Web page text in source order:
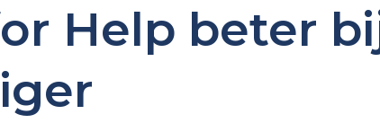
Help beter